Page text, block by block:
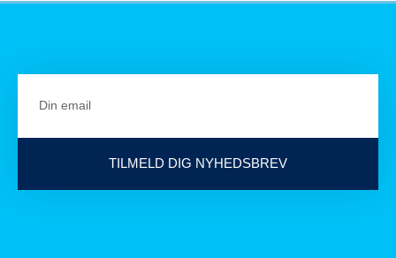
TILMELD DIG NYHEDSBREV